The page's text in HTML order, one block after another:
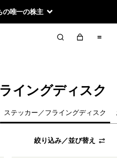
の唯一の株主
イングディスク
ステッカー／フライングディスク
絞り込み／並び替え